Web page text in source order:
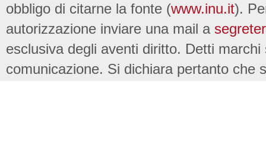
obbligo di citarne la fonte (www.inu.it).
autorizzazione inviare una mail a
esclusiva degli aventi diritto. Detti
comunicazione. Si dichiara pertanto che